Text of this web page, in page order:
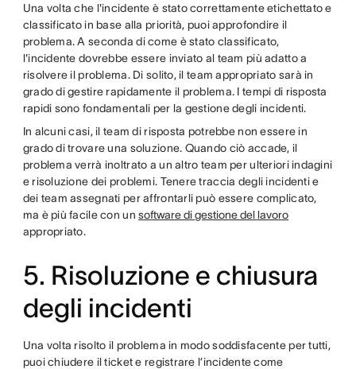
Una volta che l'incidente è stato correttamente etichettato e
classificato in base alla priorità, puoi approfondire il
problema. A seconda di come è stato classificato,
l'incidente dovrebbe essere inviato al team più adatto a
risolvere il problema. Di solito, il team appropriato sarà in
grado di gestire rapidamente il problema. I tempi di risposta
rapidi sono fondamentali per la gestione degli incidenti.
In alcuni casi, il team di risposta potrebbe non essere in
grado di trovare una soluzione. Quando ciò accade, il
problema verrà inoltrato a un altro team per ulteriori indagini
e risoluzione dei problemi. Tenere traccia degli incidenti e
dei team assegnati per affrontarli può essere complicato,
ma è più facile con unsoftware di gestione del lavoro
appropriato.
5. Risoluzione e chiusura
degli incidenti
Una volta risolto il problema in modo soddisfacente per tutti,
puoi chiudere il ticket e registrare l’incidente come